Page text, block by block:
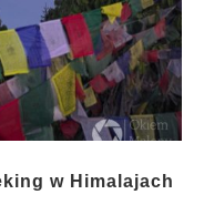
w Himalajach